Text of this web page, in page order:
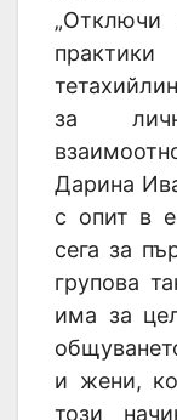
„Отключи
за
Дарина
с опит в
сега за
групова
има за
и жени,
този